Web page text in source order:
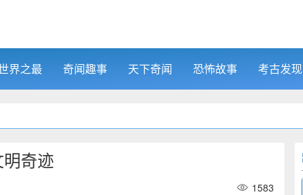
界之最 奇闻趣事 天下奇闻 恐怖故事 考古发现
奇迹
1583